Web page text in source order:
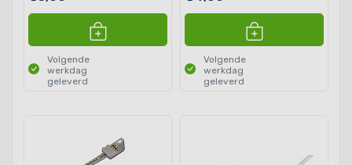
Volgende
werkdag
geleverd
Volgende
werkdag
geleverd